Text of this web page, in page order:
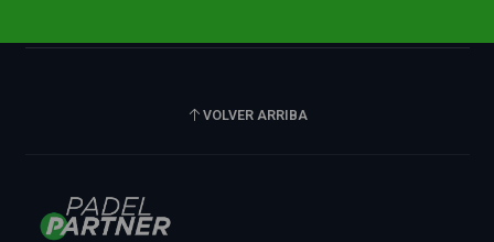
VOLVER ARRIBA